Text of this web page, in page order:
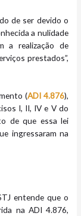
de ser devido o
a nulidade
a realização de
prestados”,
(ADI 4.876),
I, II, IV e V do
de que essa lei
ingressaram na
entende que o
na ADI 4.876,